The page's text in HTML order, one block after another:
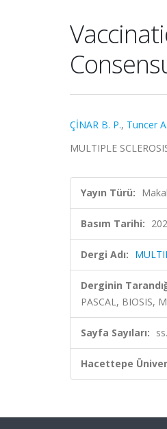
ÇİNAR B. P., Tuncer A.
MULTIPLE
Yayın Türü:
Basım Tarihi:
Dergi Adı:
Derginin
PASCAL, BIOSIS,
Sayfa Sayıları:
Hacettepe